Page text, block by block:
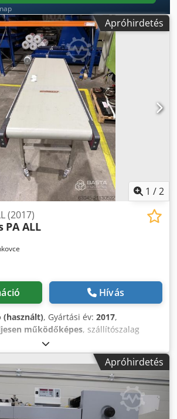
Apróhirdetés
1 /2
(2017)
PA ALL
Hívás
(használt), Gyártási év: 2017,
működőképes, szállítószalag
, szállítószalag szélessége:
mm, Felszereltség:Típuscímke
/ kézikönyv, Hossz = Szélesség =
Aoyf Nk Isqljkr
Apróhirdetés